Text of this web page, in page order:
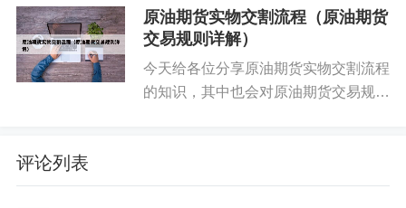
现在面临的问题，别忘了关注本站，现
在开始吧！本文目录一览： 1、如何做
原油期货实物交割流程（原油期货
交易规则详解）
今天给各位分享原油期货实物交割流程
的知识，其中也会对原油期货交易规则
么 2、期货交割日规则...
评论列表